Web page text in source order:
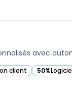
avec
client 50%
— voir